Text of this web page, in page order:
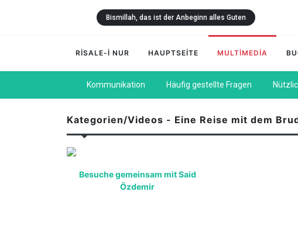
Bismillah, das ist der Anbeginn alles Guten
RİSALE-İ NUR HAUPTSEİTE MULTİMEDİA
Kommunikation Häufig gestellte Fragen
Kategorien/Videos - Eine Reise mit dem
Besuche gemeinsam mit Said
Özdemir